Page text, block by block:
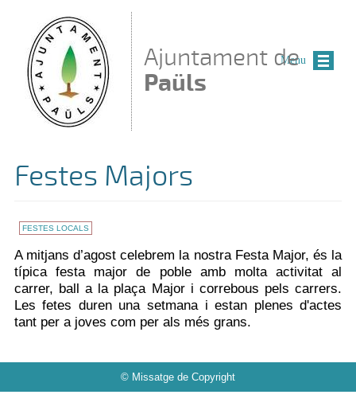
Ajuntament de
Paüls
Festes Majors
FESTES LOCALS
A mitjans d’agost celebrem la nostra Festa Major, és la
típica festa major de poble amb molta activitat al
carrer, ball a la plaça Major i correbous pels carrers.
Les fetes duren una setmana i estan plenes d'actes
tant per a joves com per als més grans.
© Missatge de Copyright
Menu